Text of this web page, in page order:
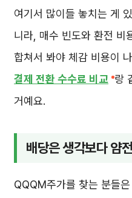
여기서 많이들 놓치는 게
니라, 매수 빈도와 환전 비
합쳐서 봐야 체감 비용이
결제 전환 수수료 비교 랑
거예요.
배당은 생각보다 얌
QQQM주가를 찾는 분들